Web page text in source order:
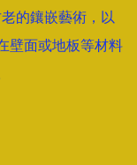
的鑲嵌藝術，以
壁面或地板等材料